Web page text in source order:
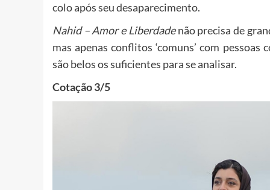
colo após seu desaparecimento.
Nahid – Amor e Liberdadenão precisa de
mas apenas conflitos ‘comuns’ com
são belos os suficientes para se analisar.
Cotação 3/5